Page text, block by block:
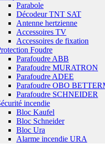
Parabole
Décodeur TNT SAT
Antenne hertzienne
Accessoires TV
Accessoires de fixation
Foudre
Parafoudre ABB
Parafoudre MURATRON
Parafoudre ADEE
Parafoudre OBO
Parafoudre SCHNEIDER
incendie
Bloc Kaufel
Bloc Schneider
Bloc Ura
Alarme incendie URA